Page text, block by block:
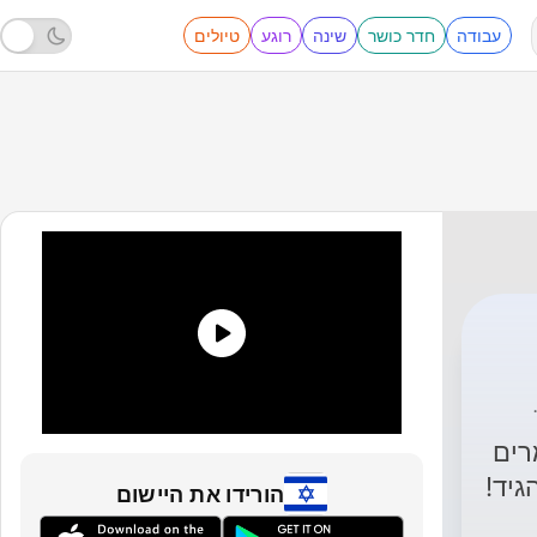
עבודה חדר כושר שינה רוגע טיולים
הורידו את היישום